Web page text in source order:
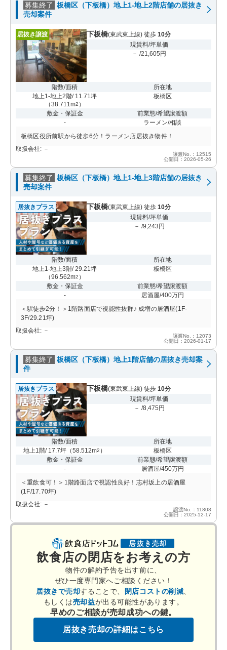
募集終了 板橋区（下板橋）地上1-地上2階店舗の居抜き
売却案件
居抜き譲渡 下板橋(東武東上線) 徒歩 10分
現賃料/坪単価
－ /21,605円
階数/面積
地上1-地上2階/ 11.71坪
（38.711m2 ）
所在地
板橋区
敷金・保証金
-
前業態/希望譲渡額
ラーメン/相談
板橋区役所前駅から徒歩6分！ラーメン店居抜き物件！
取扱会社: －
譲渡No.：12515
公開日：2026-05-26
募集終了 板橋区（下板橋）地上1-地上3階店舗の居抜き
売却案件
居抜きプラス 下板橋(東武東上線) 徒歩 10分
現賃料/坪単価
－ /9,243円
階数/面積
地上1-地上3階/ 29.21坪
（96.562m2 ）
所在地
板橋区
敷金・保証金
-
前業態/希望譲渡額
居酒屋/400万円
＜駅徒歩2分！＞1階路面店で視認性抜群♪ 成増の居酒屋(1F-
3F/29.21坪)
取扱会社: －
譲渡No.：12073
公開日：2026-01-17
募集終了 板橋区（下板橋）地上1階店舗の居抜き売却案
件
居抜きプラス 下板橋(東武東上線) 徒歩 10分
現賃料/坪単価
－ /8,475円
階数/面積
地上1階/ 17.7坪 （58.512m2 ）
所在地
板橋区
敷金・保証金
-
前業態/希望譲渡額
居酒屋/450万円
＜重飲食可！＞1階路面店で視認性良好！志村坂上の居酒屋
(1F/17.70坪)
取扱会社: －
譲渡No.：11808
公開日：2025-12-17
飲食店の閉店をお考えの方
物件の解約予告を出す前に、
ぜひ一度専門家へご相談ください！
居抜きで売却することで、 閉店コストの削減
もしくは売却益が出る可能性があります。
早めのご相談が売却成功への鍵。
居抜き売却の詳細はこちら